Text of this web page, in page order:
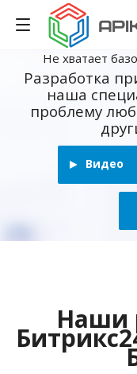
Не хватает
Разработка
наша
проблему
Видео
Наши